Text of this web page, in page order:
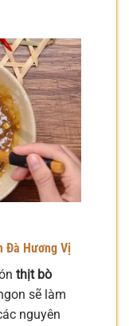
Đà Hương Vị
thịt bò
sẽ làm
nguyên